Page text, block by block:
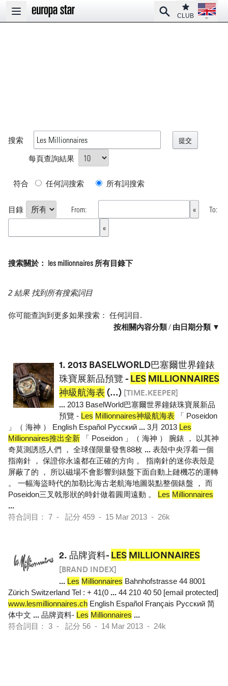
Open main menu
SearchClub
CLUB
Open
搜索
每頁查詢結果
符合 任何詞搜索 所有詞搜索
目錄 From: To:
搜索關於： les millionnaires 所有目錄下
2 結果 找到所有搜索詞目
你可能查詢到更多如果搜索： 任何詞目 .
按相關內容分類/ 由日期分類 ▼
1. 2013 BASELWORLD巴塞爾世界鐘錶
珠寶展新品預覽 - LES MILLIONNAIRES
神級航海表 (…) [TIME.KEEPER]
... 2013 BaselWorld巴塞爾世界鐘錶珠寶展新品
預覽 - Les Millionnaires神級航海表 「 Poseidon
」（ 海神 ） English Español Pусский ... 3月 2013 Les
Millionnaires推出全新 「 Poseidon 」（ 海神 ） 腕錶 ， 以其神
奇莫測誘惑人們 ， 全球僅限量發售88枚 ... 表殼中央浮着一個
指南針 ， 保證你永遠都在正確的方向 。 指南針的迷你表殼是
屏蔽了的 ， 所以磁場不會影響到錶盤下面自動上鏈機芯的運轉
。 一幅海盜時代的加勒比海古老航海地圖裝點整個錶盤 ， 而
Poseidon三叉戟形狀的時針做着圓周遠動 。 Les Millionnaires
...
符合詞目： 7 - 記分 459 - 15 Mar 2013 - 26k
2. 品牌資料- LES MILLIONNAIRES
[BRAND INDEX]
... Les Millionnaires Bahnhofstrasse 44 8001
Zürich Switzerland Tel : + 41(0 ... 44 210 40 50 [email protected]
www.lesmillionnaires.ch English Español Français Pусский 简
体中文 ... 品牌資料- Les Millionnaires ...
符合詞目： 3 - 記分 56 - 14 Mar 2013 - 24k